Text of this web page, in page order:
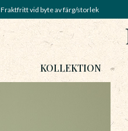
Fraktfritt vid byte av färg/storlek
KOLLEKTION